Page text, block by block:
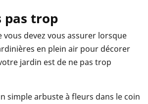
pas trop
vous devez vous assurer lorsque
en plein air pour décorer
jardin est de ne pas trop
simple arbuste à fleurs dans le coin